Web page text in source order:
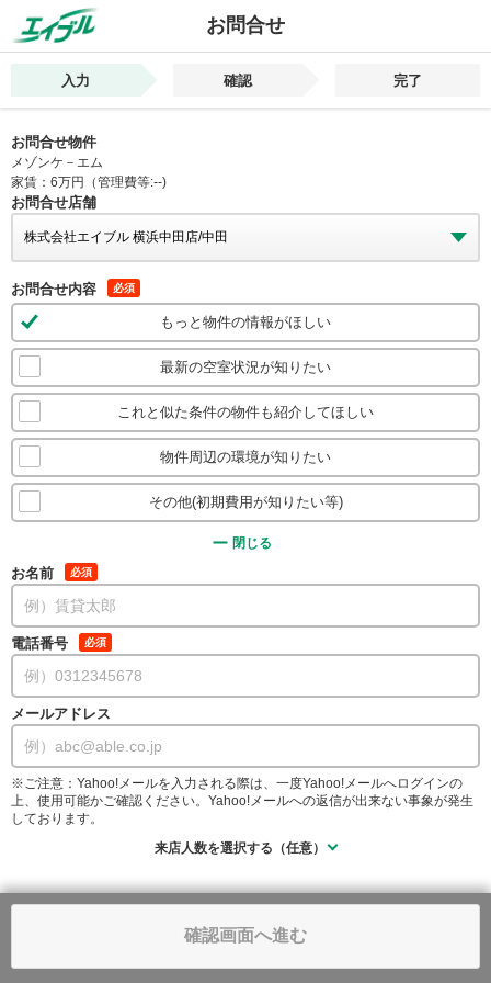
お問合せ
入力 確認 完了
お問合せ物件
メゾンケ－エム
家賃：6万円（管理費等:--)
お問合せ店舗
お問合せ内容 必須
もっと物件の情報がほしい
最新の空室状況が知りたい
これと似た条件の物件も紹介してほしい
物件周辺の環境が知りたい
その他(初期費用が知りたい等)
閉じる
お名前 必須
電話番号 必須
メールアドレス
※ご注意：Yahoo!メールを入力される際は、一度Yahoo!メールへログインの
上、使用可能かご確認ください。Yahoo!メールへの返信が出来ない事象が発生
しております。
来店人数を選択する（任意）
確認画面へ進む